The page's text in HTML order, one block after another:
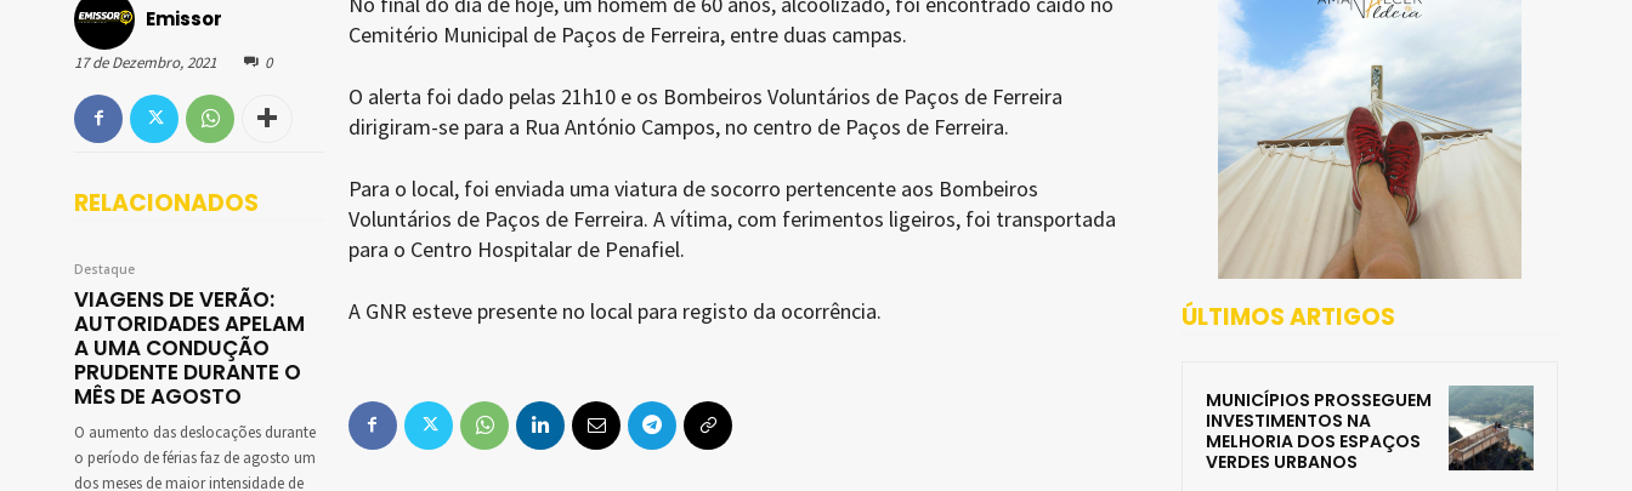
Emissor
17 de Dezembro, 2021 0
RELACIONADOS
Destaque
VIAGENS DE VERÃO:
AUTORIDADES APELAM
A UMA CONDUÇÃO
PRUDENTE DURANTE O
MÊS DE AGOSTO
O aumento das deslocações durante
o período de férias faz de agosto um
dos meses de maior intensidade de
Cemitério Municipal de Paços de Ferreira, entre duas campas.
O alerta foi dado pelas 21h10 e os Bombeiros Voluntários de Paços de Ferreira
dirigiram-se para a Rua António Campos, no centro de Paços de Ferreira.
Para o local, foi enviada uma viatura de socorro pertencente aos Bombeiros
Voluntários de Paços de Ferreira. A vítima, com ferimentos ligeiros, foi transportada
para o Centro Hospitalar de Penafiel.
A GNR esteve presente no local para registo da ocorrência. ÚLTIMOS ARTIGOS
MUNICÍPIOS PROSSEGUEM
INVESTIMENTOS NA
MELHORIA DOS ESPAÇOS
VERDES URBANOS